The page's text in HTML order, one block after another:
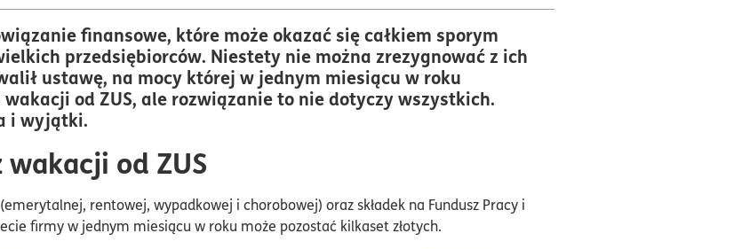
finansowe, które może okazać się całkiem sporym
przedsiębiorców. Niestety nie można zrezygnować z ich
ustawę, na mocy której w jednym miesiącu w roku
od ZUS, ale rozwiązanie to nie dotyczy wszystkich.
i wyjątki.
od ZUS
rentowej, wypadkowej i chorobowej) oraz składek na Fundusz Pracy i
firmy w jednym miesiącu w roku może pozostać kilkaset złotych.